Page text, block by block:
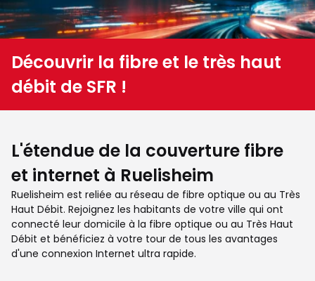
Découvrir la fibre et le très haut
débit de SFR !
L'étendue de la couverture fibre
et internet à Ruelisheim
Ruelisheim est reliée au réseau de fibre optique ou au Très
Haut Débit. Rejoignez les habitants de votre ville qui ont
connecté leur domicile à la fibre optique ou au Très Haut
Débit et bénéficiez à votre tour de tous les avantages
d'une connexion Internet ultra rapide.